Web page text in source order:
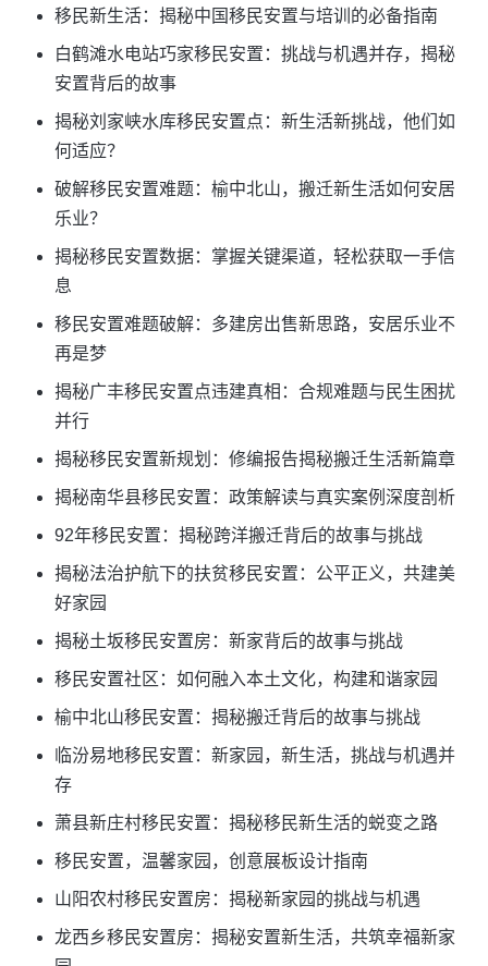
移民新生活：揭秘中国移民安置与培训的必备指南
白鹤滩水电站巧家移民安置：挑战与机遇并存，揭秘
安置背后的故事
揭秘刘家峡水库移民安置点：新生活新挑战，他们如
何适应？
破解移民安置难题：榆中北山，搬迁新生活如何安居
乐业？
揭秘移民安置数据：掌握关键渠道，轻松获取一手信
息
移民安置难题破解：多建房出售新思路，安居乐业不
再是梦
揭秘广丰移民安置点违建真相：合规难题与民生困扰
并行
揭秘移民安置新规划：修编报告揭秘搬迁生活新篇章
揭秘南华县移民安置：政策解读与真实案例深度剖析
92年移民安置：揭秘跨洋搬迁背后的故事与挑战
揭秘法治护航下的扶贫移民安置：公平正义，共建美
好家园
揭秘土坂移民安置房：新家背后的故事与挑战
移民安置社区：如何融入本土文化，构建和谐家园
榆中北山移民安置：揭秘搬迁背后的故事与挑战
临汾易地移民安置：新家园，新生活，挑战与机遇并
存
萧县新庄村移民安置：揭秘移民新生活的蜕变之路
移民安置，温馨家园，创意展板设计指南
山阳农村移民安置房：揭秘新家园的挑战与机遇
龙西乡移民安置房：揭秘安置新生活，共筑幸福新家